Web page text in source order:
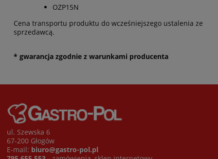
OZP15N
Cena transportu produktu do wcześniejszego ustalenia ze
sprzedawcą.
* gwarancja zgodnie z warunkami producenta
ul. Szewska 6
67-200 Głogów
E-mail: biuro@gastro-pol.pl